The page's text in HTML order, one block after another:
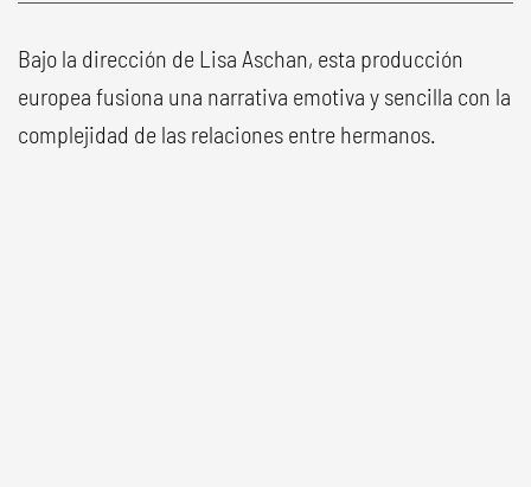
Bajo la dirección de Lisa Aschan, esta producción
europea fusiona una narrativa emotiva y sencilla con la
complejidad de las relaciones entre hermanos.